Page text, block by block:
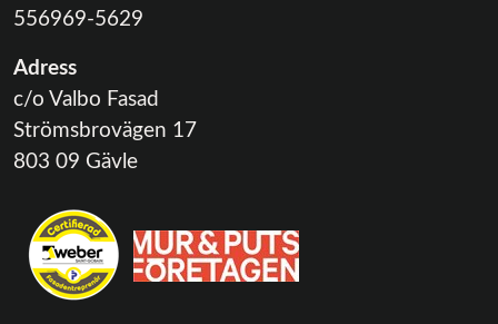
556969-5629
Adress
c/o Valbo Fasad
Strömsbrovägen 17
803 09 Gävle